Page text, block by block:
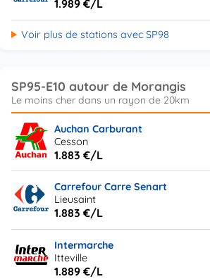
1.989 €/L
Voir plus de stations avec SP98
SP95-E10 autour de Morangis
Auchan Carburant
Cesson
1.883 €/L
Carrefour Carre Senart
Lieusaint
1.883 €/L
Intermarche
Itteville
1.889 €/L